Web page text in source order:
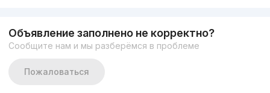
Санузел раздельный
Кадастр есть
Сквозная
Объявление заполнено не корректно?
Сообщите нам и мы разберёмся в проблеме
Пожаловаться